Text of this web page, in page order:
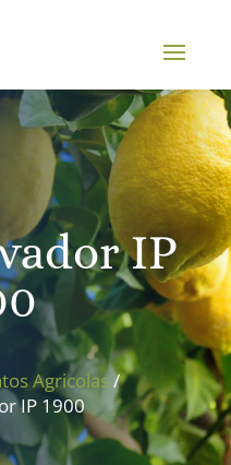
IP
Agricolas /
IP 1900